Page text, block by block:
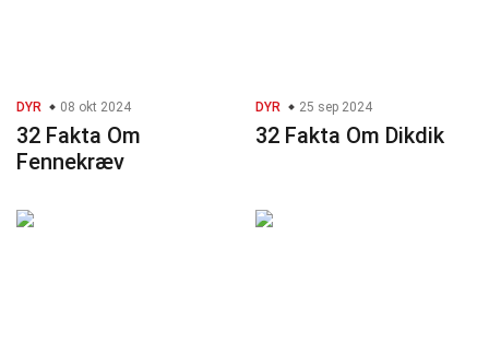
DYR 08 okt 2024
32 Fakta Om
Fennekræv
DYR 25 sep 2024
32 Fakta Om Dikdik